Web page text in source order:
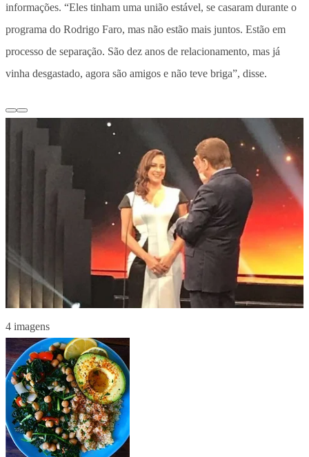
informações. “Eles tinham uma união estável, se casaram durante o
programa do Rodrigo Faro, mas não estão mais juntos. Estão em
processo de separação. São dez anos de relacionamento, mas já
vinha desgastado, agora são amigos e não teve briga”, disse.
4 imagens